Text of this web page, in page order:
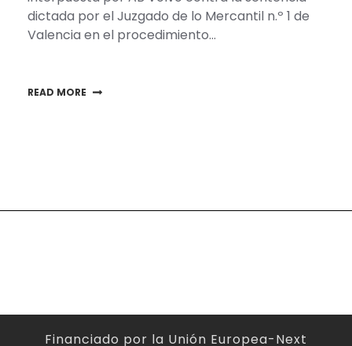
dictada por el Juzgado de lo Mercantil n.º 1 de
Valencia en el procedimiento…
READ MORE
Financiado por la Unión Europea-Next